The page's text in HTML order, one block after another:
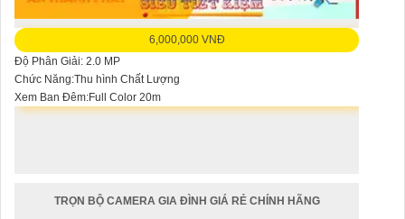
6,000,000 VNĐ
Độ Phân Giải: 2.0 MP
Chức Năng:Thu hình Chất Lượng
Xem Ban Đêm:Full Color 20m
TRỌN BỘ CAMERA GIA ĐÌNH GIÁ RẺ CHÍNH HÃNG